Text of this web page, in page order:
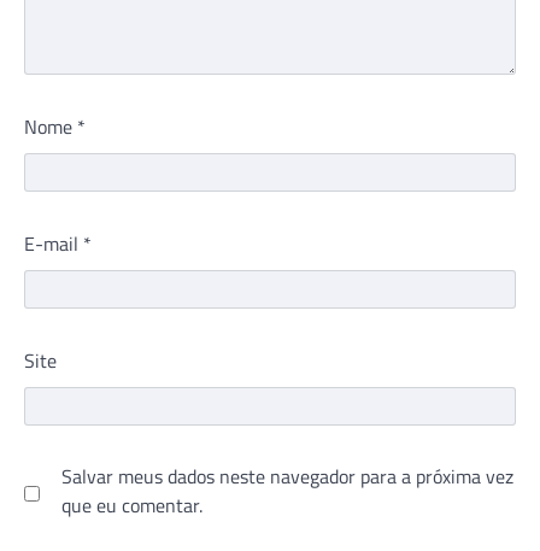
Nome *
E-mail *
Site
Salvar meus dados neste navegador para a próxima vez
que eu comentar.